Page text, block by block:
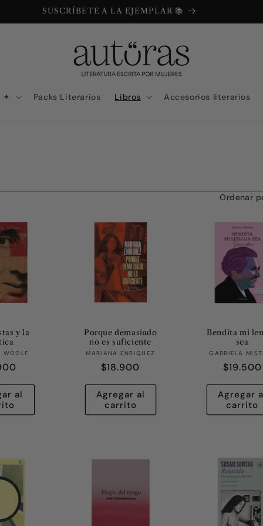
SUSCRÍBETE A LA EJEMPLAR 📚
✦ Packs Literarios Libros Accesorios literarios
Ordenar
y la
WOOLF
al
Porque demasiado
no es suficiente
Proveedor:
MARIANA ENRIQUEZ
Precio
habitual
$18.900
Agregar al
carrito
Bendita mi
sea
GABRIELA
Precio
habitual
$19.500
Agregar
carrito